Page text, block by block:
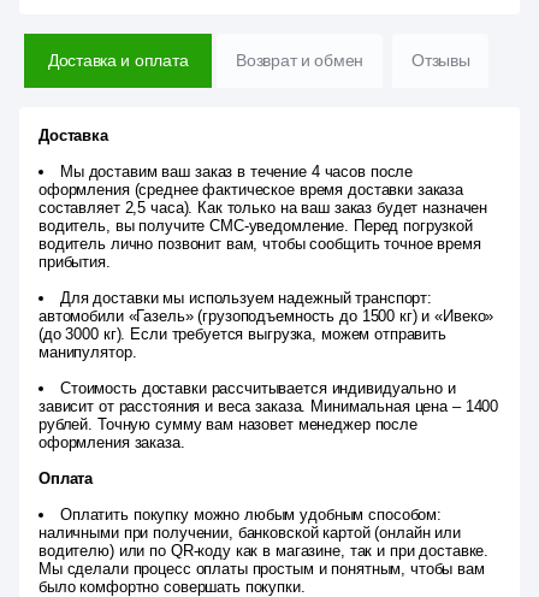
Доставка и оплата Возврат и обмен Отзывы
Доставка
Мы доставим ваш заказ в течение 4 часов после
оформления (среднее фактическое время доставки заказа
составляет 2,5 часа). Как только на ваш заказ будет назначен
водитель, вы получите СМС-уведомление. Перед погрузкой
водитель лично позвонит вам, чтобы сообщить точное время
прибытия.
Для доставки мы используем надежный транспорт:
автомобили «Газель» (грузоподъемность до 1500 кг) и «Ивеко»
(до 3000 кг). Если требуется выгрузка, можем отправить
манипулятор.
Стоимость доставки рассчитывается индивидуально и
зависит от расстояния и веса заказа. Минимальная цена – 1400
рублей. Точную сумму вам назовет менеджер после
оформления заказа.
Оплата
Оплатить покупку можно любым удобным способом:
наличными при получении, банковской картой (онлайн или
водителю) или по QR-коду как в магазине, так и при доставке.
Мы сделали процесс оплаты простым и понятным, чтобы вам
было комфортно совершать покупки.